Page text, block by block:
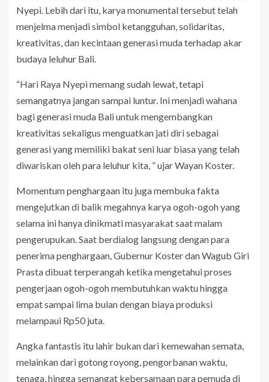
Nyepi. Lebih dari itu, karya monumental tersebut telah
menjelma menjadi simbol ketangguhan, solidaritas,
kreativitas, dan kecintaan generasi muda terhadap akar
budaya leluhur Bali.
“Hari Raya Nyepi memang sudah lewat, tetapi
semangatnya jangan sampai luntur. Ini menjadi wahana
bagi generasi muda Bali untuk mengembangkan
kreativitas sekaligus menguatkan jati diri sebagai
generasi yang memiliki bakat seni luar biasa yang telah
diwariskan oleh para leluhur kita, ” ujar Wayan Koster.
Momentum penghargaan itu juga membuka fakta
mengejutkan di balik megahnya karya ogoh-ogoh yang
selama ini hanya dinikmati masyarakat saat malam
pengerupukan. Saat berdialog langsung dengan para
penerima penghargaan, Gubernur Koster dan Wagub Giri
Prasta dibuat terperangah ketika mengetahui proses
pengerjaan ogoh-ogoh membutuhkan waktu hingga
empat sampai lima bulan dengan biaya produksi
melampaui Rp50 juta.
Angka fantastis itu lahir bukan dari kemewahan semata,
melainkan dari gotong royong, pengorbanan waktu,
tenaga, hingga semangat kebersamaan para pemuda di